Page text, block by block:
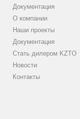
Документация
О компании
Наши проекты
Документация
Стать дилером KZTO
Новости
Контакты